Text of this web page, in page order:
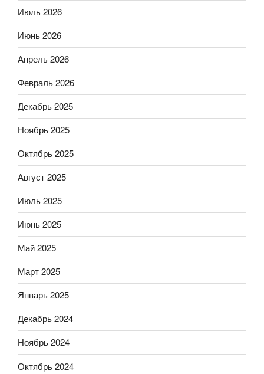
Июль 2026
Июнь 2026
Апрель 2026
Февраль 2026
Декабрь 2025
Ноябрь 2025
Октябрь 2025
Август 2025
Июль 2025
Июнь 2025
Май 2025
Март 2025
Январь 2025
Декабрь 2024
Ноябрь 2024
Октябрь 2024